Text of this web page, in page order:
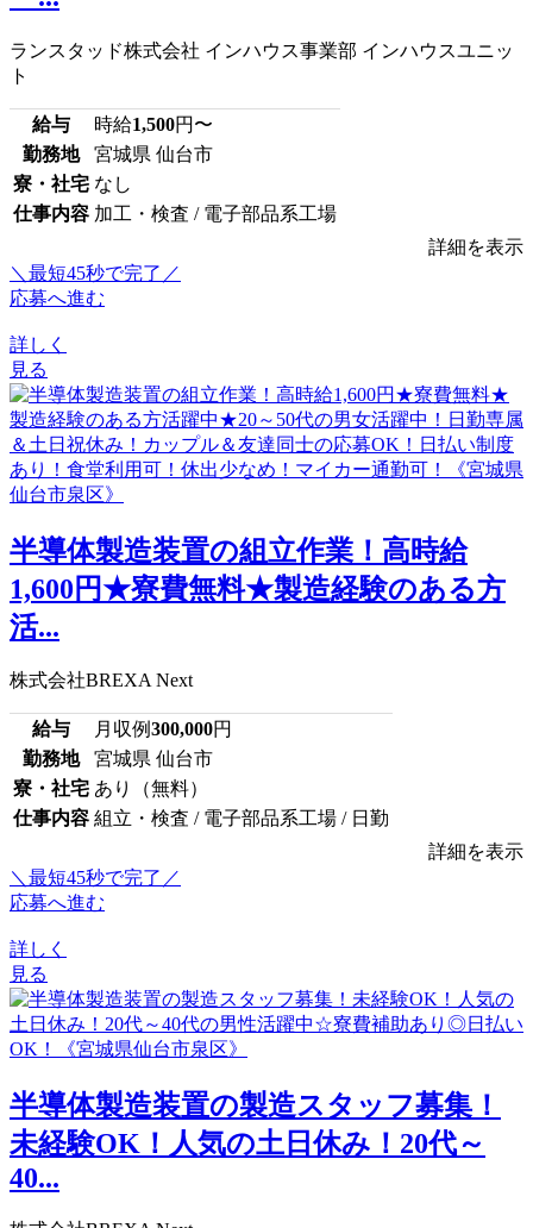
ランスタッド株式会社 インハウス事業部 インハウスユニッ
ト
給与 時給1,500円〜
勤務地
宮城県 仙台市
寮・社宅 なし
仕事内容 加工・検査 / 電子部品系工場
詳細を表示
＼最短45秒で完了／
応募へ進む
詳しく
見る
半導体製造装置の組立作業！高時給
1,600円★寮費無料★製造経験のある方
活...
株式会社BREXA Next
給与 月収例300,000円
勤務地
宮城県 仙台市
寮・社宅 あり（無料）
仕事内容 組立・検査 / 電子部品系工場 / 日勤
詳細を表示
＼最短45秒で完了／
応募へ進む
詳しく
見る
半導体製造装置の製造スタッフ募集！
未経験OK！人気の土日休み！20代～
40...